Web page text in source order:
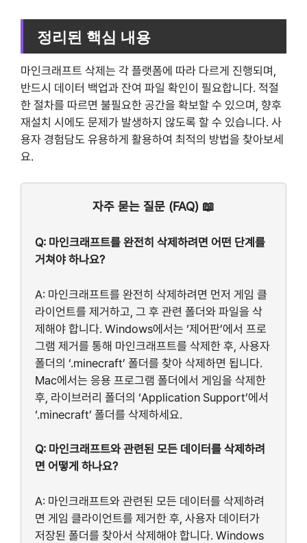
정리된 핵심 내용
마인크래프트 삭제는 각 플랫폼에 따라 다르게 진행되며,
반드시 데이터 백업과 잔여 파일 확인이 필요합니다. 적절
한 절차를 따르면 불필요한 공간을 확보할 수 있으며, 향후
재설치 시에도 문제가 발생하지 않도록 할 수 있습니다. 사
용자 경험담도 유용하게 활용하여 최적의 방법을 찾아보세
요.
자주 묻는 질문 (FAQ) 📖
Q: 마인크래프트를 완전히 삭제하려면 어떤 단계를
거쳐야 하나요?
A: 마인크래프트를 완전히 삭제하려면 먼저 게임 클
라이언트를 제거하고, 그 후 관련 폴더와 파일을 삭
제해야 합니다. Windows에서는 ‘제어판’에서 프로
그램 제거를 통해 마인크래프트를 삭제한 후, 사용자
폴더의 ‘.minecraft’ 폴더를 찾아 삭제하면 됩니다.
Mac에서는 응용 프로그램 폴더에서 게임을 삭제한
후, 라이브러리 폴더의 ‘Application Support’에서
‘.minecraft’ 폴더를 삭제하세요.
Q: 마인크래프트와 관련된 모든 데이터를 삭제하려
면 어떻게 하나요?
A: 마인크래프트와 관련된 모든 데이터를 삭제하려
면 게임 클라이언트를 제거한 후, 사용자 데이터가
저장된 폴더를 찾아서 삭제해야 합니다. Windows